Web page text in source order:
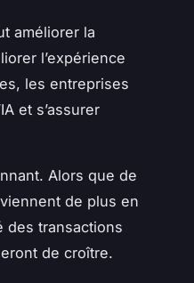
améliorer la
l’expérience
les entreprises
et s’assurer
Alors que de
de plus en
des transactions
de croître.